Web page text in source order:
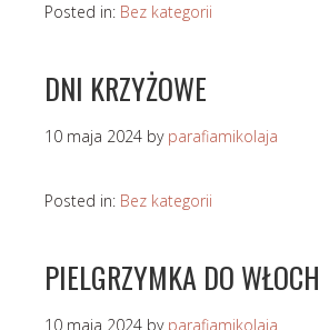
Posted in: Bez kategorii
DNI KRZYŻOWE
10 maja 2024 by parafiamikolaja
Posted in: Bez kategorii
PIELGRZYMKA DO WŁOCH
10 maja 2024 by parafiamikolaja